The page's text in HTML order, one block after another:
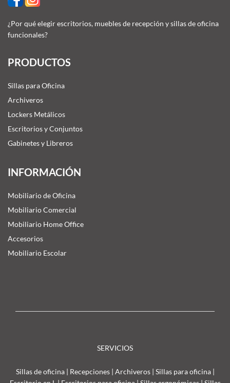
¿Por qué elegir escritorios, muebles de recepción y sillas de oficina
funcionales?
PRODUCTOS
Sillas para Oficina
Archiveros
Lockers Metálicos
Escritorios y Conjuntos
Gabinetes y Libreros
INFORMACIÓN
Mobiliario de Oficina
Mobiliario Comercial
Mobiliario Home Office
Accesorios
Mobiliario Escolar
SERVICIOS
Sillas de oficina| Recepciones| Archiveros| Sillas para oficina|